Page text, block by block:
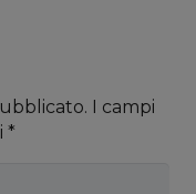
I campi
*